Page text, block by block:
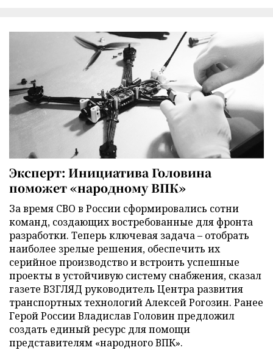
Эксперт: Инициатива Головина
поможет «народному ВПК»
За время СВО в России сформировались сотни
команд, создающих востребованные для фронта
разработки. Теперь ключевая задача – отобрать
наиболее зрелые решения, обеспечить их
серийное производство и встроить успешные
проекты в устойчивую систему снабжения, сказал
газете ВЗГЛЯД руководитель Центра развития
транспортных технологий Алексей Рогозин. Ранее
Герой России Владислав Головин предложил
создать единый ресурс для помощи
представителям «народного ВПК».